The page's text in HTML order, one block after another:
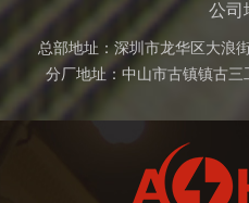
公司
总部地址：深圳市龙华区大浪
分厂地址：中山市古镇镇古三